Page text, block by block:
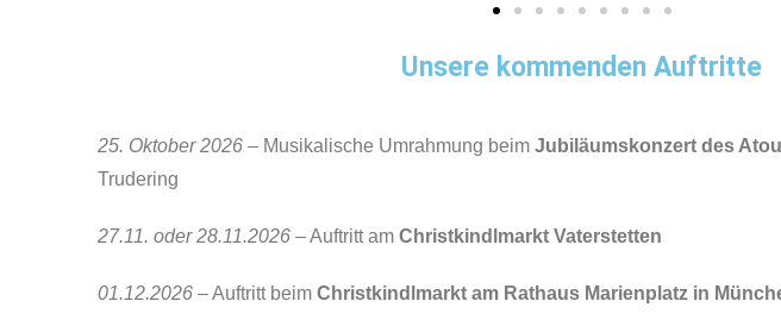
Unsere kommenden Auftritte
25. Oktober 2026 – Musikalische Umrahmung beim Jubiläumskonzert des
Trudering
27.11. oder 28.11.2026 – Auftritt am Christkindlmarkt Vaterstetten
01.12.2026 – Auftritt beim Christkindlmarkt am Rathaus Marienplatz in